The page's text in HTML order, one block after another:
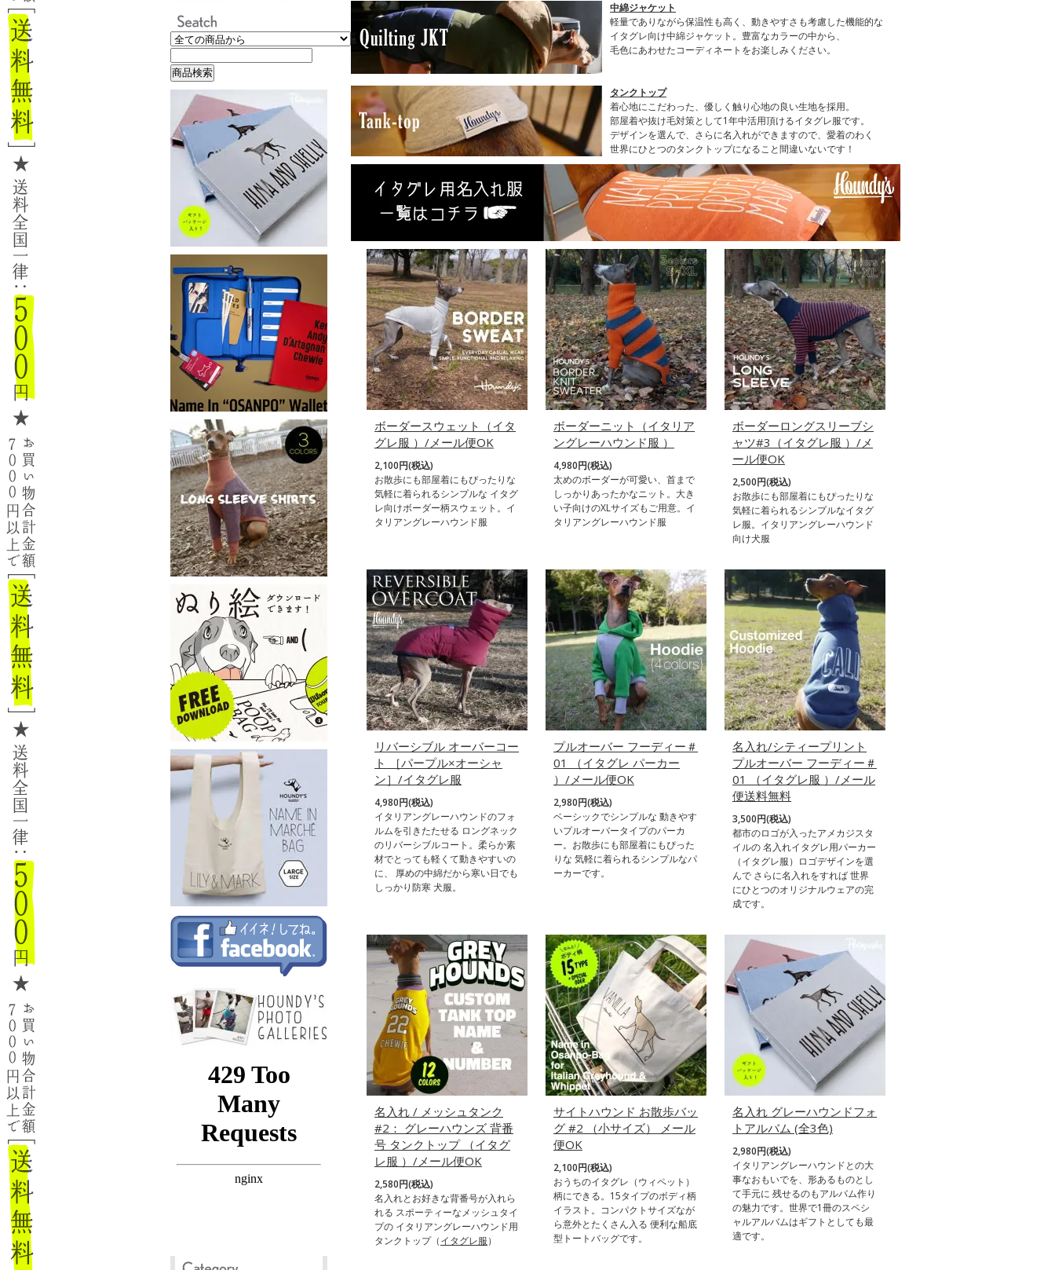
中綿ジャケット
軽量でありながら保温性も高く、動きやすさも考慮した機能的な
イタグレ向け中綿ジャケット。豊富なカラーの中から、
毛色にあわせたコーディネートをお楽しみください。
タンクトップ
着心地にこだわった、優しく触り心地の良い生地を採用。
部屋着や抜け毛対策として1年中活用頂けるイタグレ服です。
デザインを選んで、さらに名入れができますので、愛着のわく
世界にひとつのタンクトップになること間違いないです！
ボーダースウェット（イタ
グレ服 ）/メール便OK
2,100円(税込)
お散歩にも部屋着にもぴったりな
気軽に着られるシンプルな イタグ
レ向けボーダー柄スウェット。イ
タリアングレーハウンド服
ボーダーニット（イタリア
ングレーハウンド服 ）
4,980円(税込)
太めのボーダーが可愛い、首まで
しっかりあったかなニット。大き
い子向けのXLサイズもご用意。イ
タリアングレーハウンド服
ボーダーロングスリーブシ
ャツ#3（イタグレ服 ）/メ
ール便OK
2,500円(税込)
お散歩にも部屋着にもぴったりな
気軽に着られるシンプルなイタグ
レ服。イタリアングレーハウンド
向け犬服
リバーシブル オーバーコー
ト ［パープル×オーシャ
ン］/イタグレ服
4,980円(税込)
イタリアングレーハウンドのフォ
ルムを引きたたせる ロングネック
のリバーシブルコート。柔らか素
材でとっても軽くて動きやすいの
に、 厚めの中綿だから寒い日でも
しっかり防寒 犬服。
プルオーバー フーディー＃
01 （イタグレ パーカー
）/メール便OK
2,980円(税込)
ベーシックでシンプルな 動きやす
いプルオーバータイプのパーカ
ー。お散歩にも部屋着にもぴった
りな 気軽に着られるシンプルなパ
ーカーです。
名入れ/シティープリント
プルオーバー フーディー＃
01 （イタグレ服 ）/メール
便送料無料
3,500円(税込)
都市のロゴが入ったアメカジスタ
イルの 名入れイタグレ用パーカー
（イタグレ服）ロゴデザインを選
んで さらに名入れをすれば 世界
にひとつのオリジナルウェアの完
成です。
名入れ / メッシュタンク
#2： グレーハウンズ 背番
号 タンクトップ （イタグ
レ服 ）/メール便OK
2,580円(税込)
名入れとお好きな背番号が入れら
れる スポーティーなメッシュタイ
プの イタリアングレーハウンド用
タンクトップ（イタグレ服）
サイトハウンド お散歩バッ
グ #2 （小サイズ） メール
便OK
2,100円(税込)
おうちのイタグレ（ウィペット）
柄にできる。15タイプのボディ柄
イラスト。コンパクトサイズなが
ら意外とたくさん入る 便利な船底
型トートバッグです。
名入れ グレーハウンドフォ
トアルバム (全3色)
2,980円(税込)
イタリアングレーハウンドとの大
事なおもいでを、形あるものとし
て手元に 残せるのもアルバム作り
の魅力です。世界で1冊のスペシ
ャルアルバムはギフトとしても最
適です。